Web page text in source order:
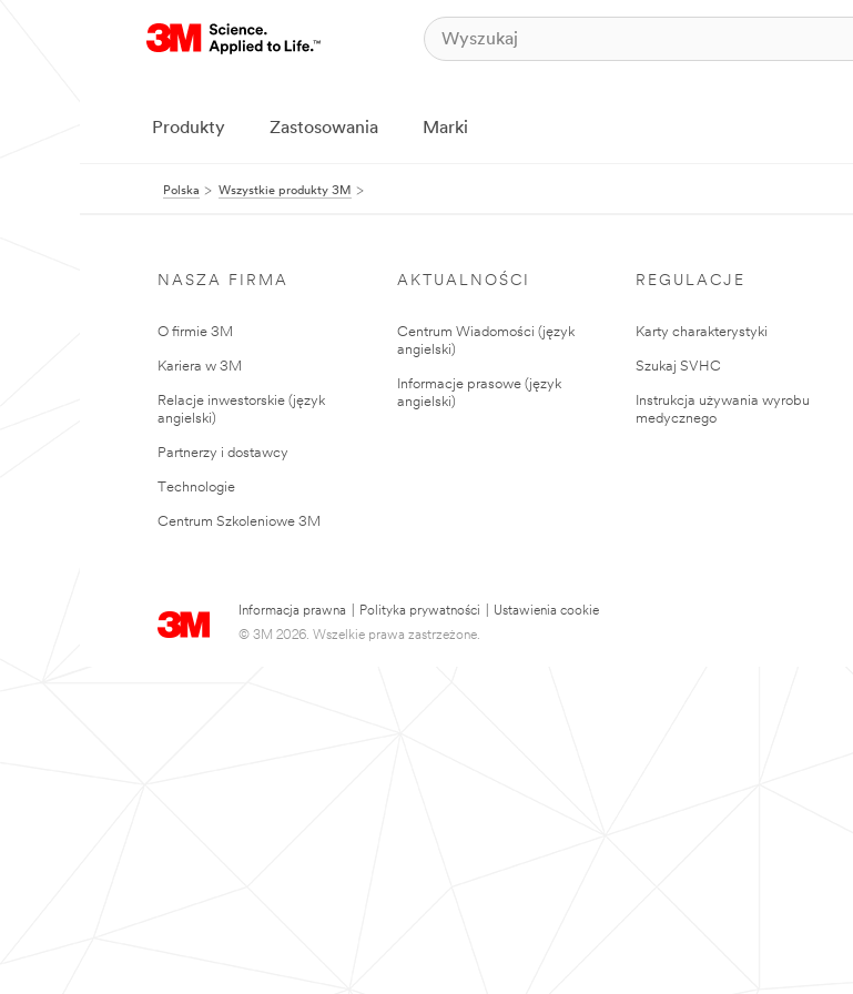
Produkty Zastosowania Marki
Polska Wszystkie produkty 3M
NASZA FIRMA
O firmie 3M
Kariera w 3M
Relacje inwestorskie (język
angielski)
Partnerzy i dostawcy
Technologie
Centrum Szkoleniowe 3M
AKTUALNOŚCI
Centrum Wiadomości (język
angielski)
Informacje prasowe (język
angielski)
REGULACJE
Karty charakterystyki
Szukaj SVHC
Instrukcja używania wyrobu
medycznego
Informacja prawna Polityka prywatności
Ustawienia cookie
© 3M 2026. Wszelkie prawa zastrzeżone.